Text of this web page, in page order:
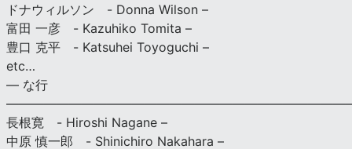
ドナウィルソン - Donna Wilson –
富田 一彦 - Kazuhiko Tomita –
豊口 克平 - Katsuhei Toyoguchi –
etc…
— な行
長根寛 - Hiroshi Nagane –
中原 慎一郎 - Shinichiro Nakahara –